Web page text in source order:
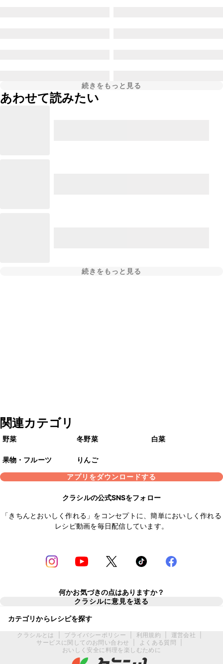
続きをもっと見る
あわせて読みたい
続きをもっと見る
関連カテゴリ
野菜 冬野菜 白菜
果物・フルーツ
りんご
アプリをダウンロードする
クラシルの公式SNSをフォロー
「きちんとおいしく作れる」をコンセプトに、簡単においしく作れる
レシピ動画を毎日配信しています。
何かお気づきの点はありますか？
クラシルに意見を送る
カテゴリからレシピを探す
クラシルとは プライバシーポリシー 利用規約 運営会社
サービスに関してのお問い合わせ
よくある質問
おいしく安全に料理を楽しむために